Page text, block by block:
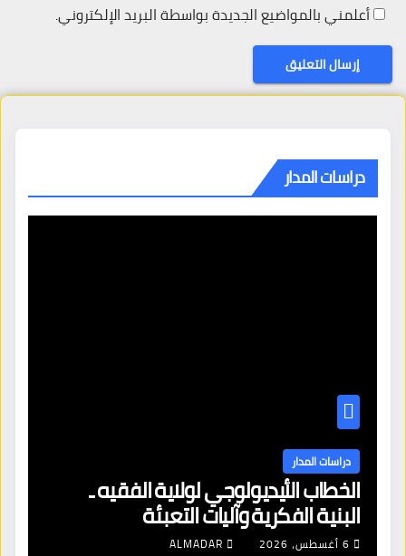
أعلمني بالمواضيع الجديدة بواسطة البريد الإلكتروني.
دراسات المدار
دراسات المدار
الخطاب الأيديولوجي لولاية الفقيه ـ
البنية الفكرية وآليات التعبئة
6 أغسطس، 2026 ALMADAR